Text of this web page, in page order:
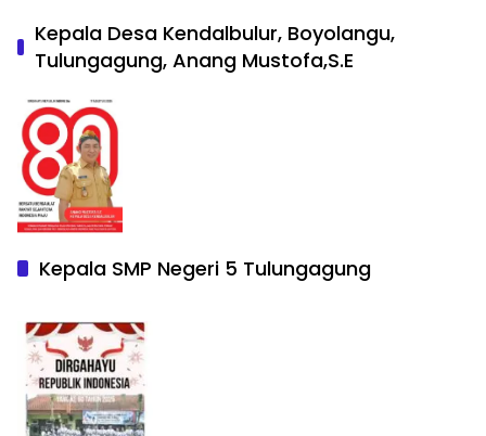
Kepala Desa Kendalbulur, Boyolangu,
Tulungagung, Anang Mustofa,S.E
Kepala SMP Negeri 5 Tulungagung